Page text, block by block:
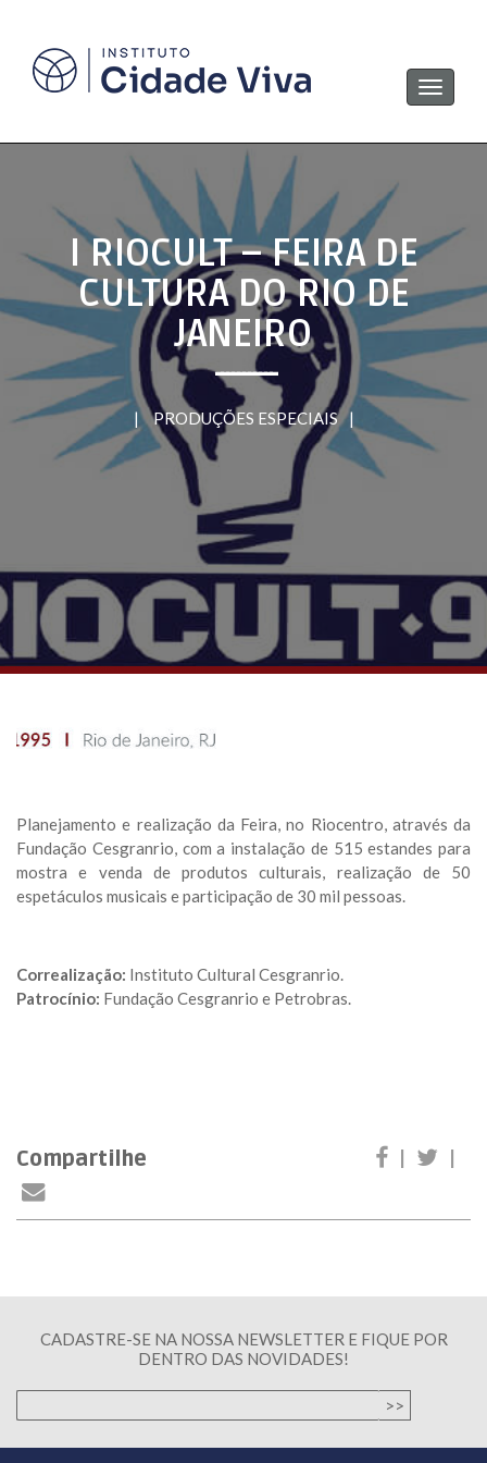
I RIOCULT – FEIRA DE
CULTURA DO RIO DE
JANEIRO
| PRODUÇÕES ESPECIAIS |
Planejamento e realização da Feira, no Riocentro, através da
Fundação Cesgranrio, com a instalação de 515 estandes para
mostra e venda de produtos culturais, realização de 50
espetáculos musicais e participação de 30 mil pessoas.
Correalização: Instituto Cultural Cesgranrio.
Patrocínio: Fundação Cesgranrio e Petrobras.
Compartilhe
CADASTRE-SE NA NOSSA NEWSLETTER E FIQUE POR
DENTRO DAS NOVIDADES!